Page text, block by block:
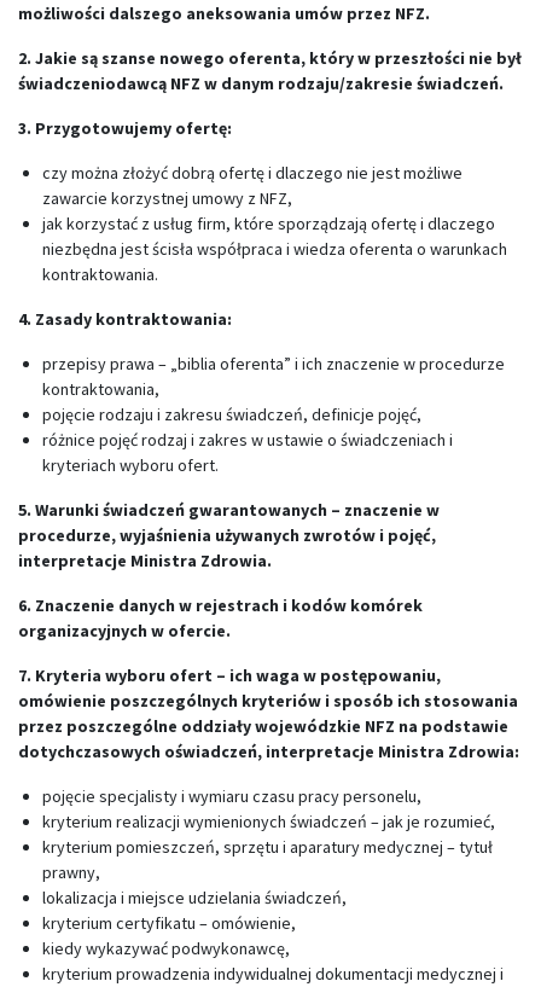
możliwości dalszego aneksowania umów przez NFZ.
2. Jakie są szanse nowego oferenta, który w przeszłości nie był
świadczeniodawcą NFZ w danym rodzaju/zakresie świadczeń.
3. Przygotowujemy ofertę:
czy można złożyć dobrą ofertę i dlaczego nie jest możliwe
zawarcie korzystnej umowy z NFZ,
jak korzystać z usług firm, które sporządzają ofertę i dlaczego
niezbędna jest ścisła współpraca i wiedza oferenta o warunkach
kontraktowania.
4. Zasady kontraktowania:
przepisy prawa – „biblia oferenta” i ich znaczenie w procedurze
kontraktowania,
pojęcie rodzaju i zakresu świadczeń, definicje pojęć,
różnice pojęć rodzaj i zakres w ustawie o świadczeniach i
kryteriach wyboru ofert.
5. Warunki świadczeń gwarantowanych – znaczenie w
procedurze, wyjaśnienia używanych zwrotów i pojęć,
interpretacje Ministra Zdrowia.
6. Znaczenie danych w rejestrach i kodów komórek
organizacyjnych w ofercie.
7. Kryteria wyboru ofert – ich waga w postępowaniu,
omówienie poszczególnych kryteriów i sposób ich stosowania
przez poszczególne oddziały wojewódzkie NFZ na podstawie
dotychczasowych oświadczeń, interpretacje Ministra Zdrowia:
pojęcie specjalisty i wymiaru czasu pracy personelu,
kryterium realizacji wymienionych świadczeń – jak je rozumieć,
kryterium pomieszczeń, sprzętu i aparatury medycznej – tytuł
prawny,
lokalizacja i miejsce udzielania świadczeń,
kryterium certyfikatu – omówienie,
kiedy wykazywać podwykonawcę,
kryterium prowadzenia indywidualnej dokumentacji medycznej i